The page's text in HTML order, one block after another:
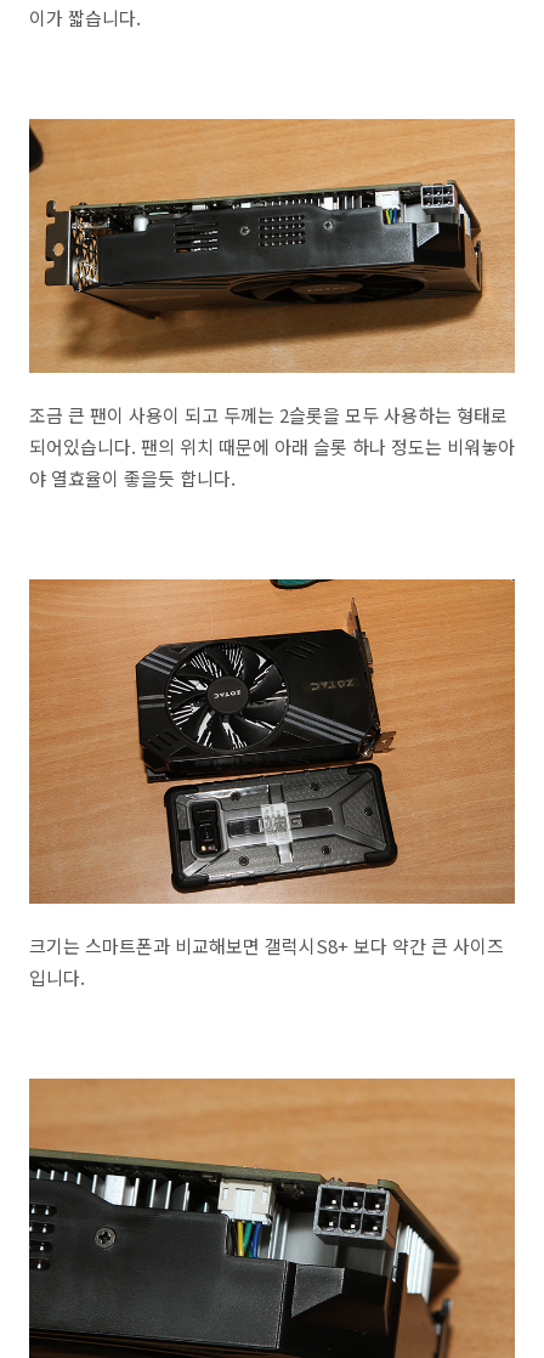
이가 짧습니다.
조금 큰 팬이 사용이 되고 두께는 2슬롯을 모두 사용하는 형태로
되어있습니다. 팬의 위치 때문에 아래 슬롯 하나 정도는 비워놓아
야 열효율이 좋을듯 합니다.
크기는 스마트폰과 비교해보면 갤럭시S8+ 보다 약간 큰 사이즈
입니다.